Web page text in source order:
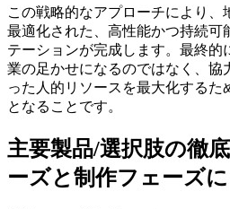
この戦略的なアプローチにより、
最適化された、高性能かつ持続可
テーションが完成します。最終的
業の足かせになるのではなく、協
った人的リソースを最大化するた
となることです。
主要製品/選択肢の徹
ーズと制作フェーズ